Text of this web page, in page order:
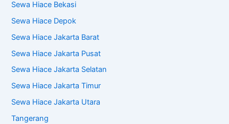
Sewa Hiace Bekasi
Sewa Hiace Depok
Sewa Hiace Jakarta Barat
Sewa Hiace Jakarta Pusat
Sewa Hiace Jakarta Selatan
Sewa Hiace Jakarta Timur
Sewa Hiace Jakarta Utara
Tangerang